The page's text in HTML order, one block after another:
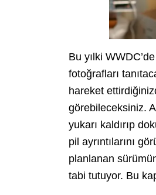
Bu yılki
fotoğrafları
hareket
görebileceksiniz.
yukarı kaldırıp
pil ayrıntılarını
planlanan
tabi tutuyor. Bu